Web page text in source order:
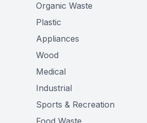
Organic Waste
Plastic
Appliances
Wood
Medical
Industrial
Sports & Recreation
Food Waste